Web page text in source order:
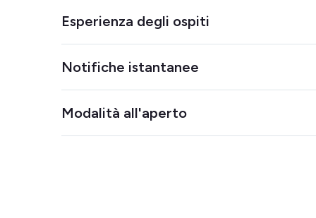
Esperienza degli ospiti
check-out. Monitora il clima per garantire il
Notifiche istantanee
da poter intervenire immediatamente.
Modalità all'aperto